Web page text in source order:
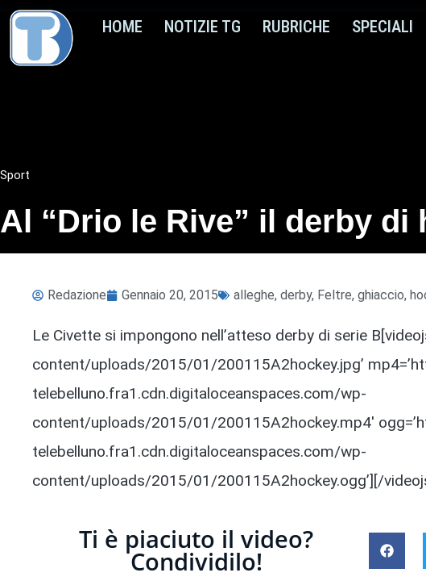
HOME NOTIZIE TG RUBRICHE SPECIALI
Sport
Al “Drio le Rive” il derby di
Redazione Gennaio 20, 2015 alleghe, derby, Feltre, ghiaccio,
Le Civette si impongono nell’atteso derby di serie
content/uploads/2015/01/200115A2hockey.jpg’
telebelluno.fra1.cdn.digitaloceanspaces.com/wp-
content/uploads/2015/01/200115A2hockey.mp4′
telebelluno.fra1.cdn.digitaloceanspaces.com/wp-
content/uploads/2015/01/200115A2hockey.ogg’][/
Ti è piaciuto il video?
Condividilo!